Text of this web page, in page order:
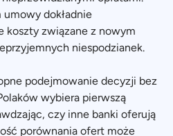
dokładnie
koszty związane z nowym
niespodzianek.
podejmowanie decyzji bez
wybiera pierwszą
czy inne banki oferują
porównania ofert może